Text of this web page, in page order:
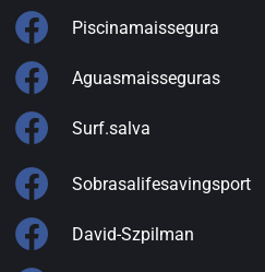
Piscinamaissegura
Aguasmaisseguras
Surf.salva
Sobrasalifesavingsport
David-Szpilman